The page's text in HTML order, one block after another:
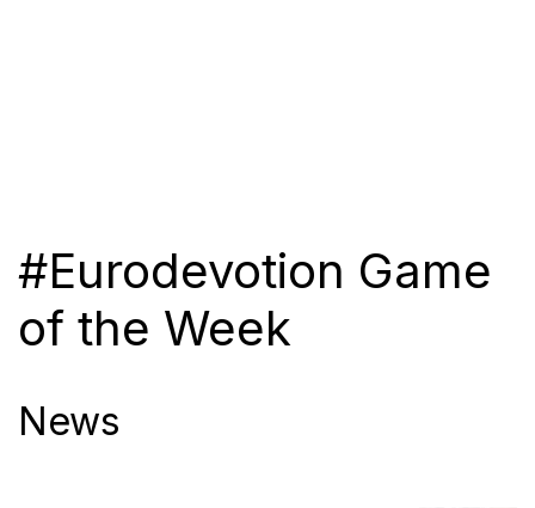
#Eurodevotion Game
of the Week
News